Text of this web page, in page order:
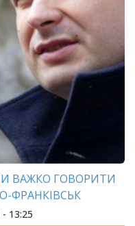
ВАЖКО ГОВОРИТИ
ФРАНКІВСЬК
13:25